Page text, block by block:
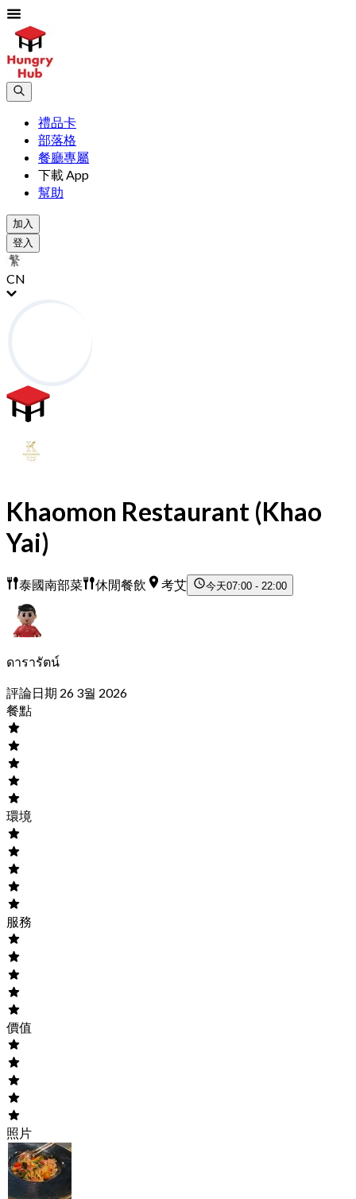
禮品卡
部落格
餐廳專屬
下載 App
幫助
加入
登入
CN
Khaomon Restaurant (Khao
Yai)
泰國南部菜 休閒餐飲 考艾 今天07:00 - 22:00
ดารารัตน์
評論日期 26 3월 2026
餐點
環境
服務
價值
照片